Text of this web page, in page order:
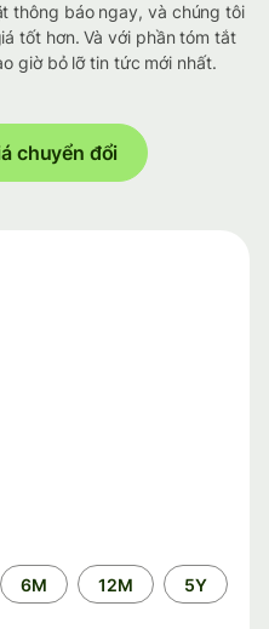
thông báo ngay, và chúng tôi
tốt hơn. Và với phần tóm tắt
giờ bỏ lỡ tin tức mới nhất.
chuyển đổi
6M 12M 5Y